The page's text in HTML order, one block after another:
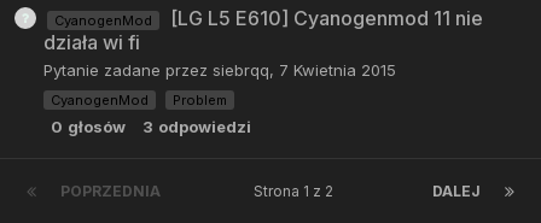
CyanogenMod
[LG L5 E610] Cyanogenmod 11 nie
działa wi fi
Pytanie zadane przez siebrqq, 7 Kwietnia 2015
CyanogenMod Problem
0 głosów 3 odpowiedzi
POPRZEDNIA DALEJ
Strona 1 z 2